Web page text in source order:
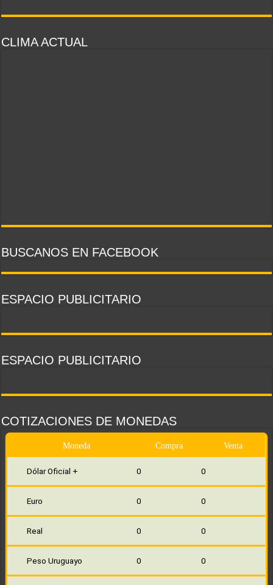
CLIMA ACTUAL
BUSCANOS EN FACEBOOK
ESPACIO PUBLICITARIO
ESPACIO PUBLICITARIO
COTIZACIONES DE MONEDAS
Moneda Compra Venta
Dólar Oficial + 0 0
Euro 0 0
Real 0 0
Peso Uruguayo 0 0